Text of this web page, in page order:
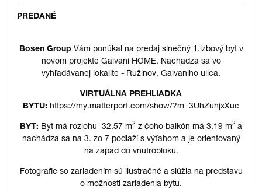
PREDANÉ
Bosen Group Vám ponúkal na predaj slnečný 1.izbový byt v
novom projekte Galvani HOME. Nachádza sa vo
vyhľadávanej lokalite - Ružinov, Galvaniho ulica.
VIRTUÁLNA PREHLIADKA
BYTU: https://my.matterport.com/show/?m=3UhZuhjxXuc
BYT: Byt má rozlohu 32.57 m2 z čoho balkón má 3.19 m2 a
nachádza sa na 3. zo 7 podlaží s výťahom a je orientovaný
na západ do vnútrobloku.
Fotografie so zariadením sú ilustračné a slúžia na predstavu
o možnosti zariadenia bytu.